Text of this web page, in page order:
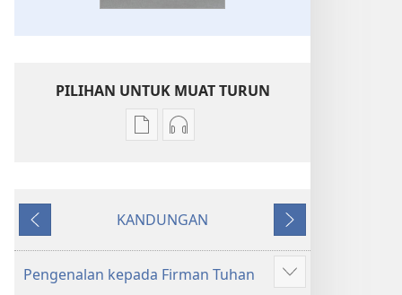
PILIHAN UNTUK MUAT TURUN
Pilihan
bahan
Kitab
Suci
Pilihan
audio
Terjemahan
Sebelumnya
KANDUNGAN
Seterusnya
Pengenalan kepada Firman Tuhan
Tunjukkan